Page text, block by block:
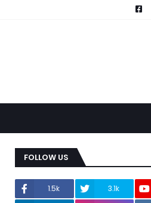
FOLLOW US
1.5k 3.1k